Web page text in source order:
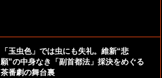
「玉虫色」では虫にも失礼。維新“悲
願”の中身なき「副首都法」採決をめぐる
茶番劇の舞台裏